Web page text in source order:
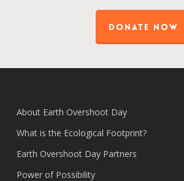
DONATE NOW
About Earth Overshoot Day
What is the Ecological Footprint?
Earth Overshoot Day Partners
Power of Possibility